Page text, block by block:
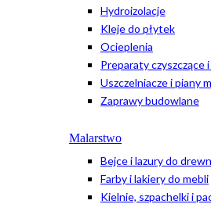
Hydroizolacje
Kleje do płytek
Ocieplenia
Preparaty czyszczące
Uszczelniacze i piany
Zaprawy budowlane
Malarstwo
Bejce i lazury do
Farby i lakiery do mebli
Kielnie, szpachelki i